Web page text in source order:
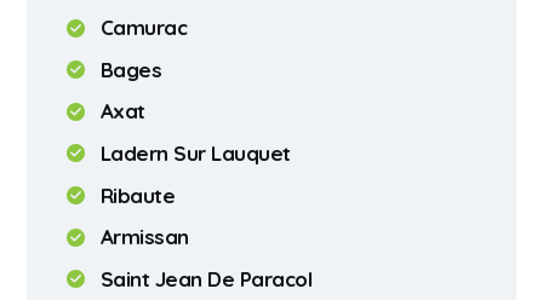
Camurac
Bages
Axat
Ladern Sur Lauquet
Ribaute
Armissan
Saint Jean De Paracol